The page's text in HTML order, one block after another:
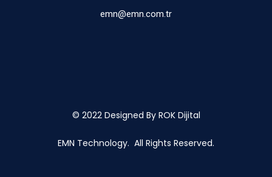
emn@emn.com.tr
© 2022 Designed By ROK Dijital
EMN Technology. All Rights Reserved.